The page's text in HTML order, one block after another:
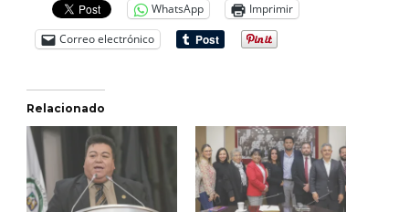
WhatsApp
Imprimir
Correo electrónico
Relacionado